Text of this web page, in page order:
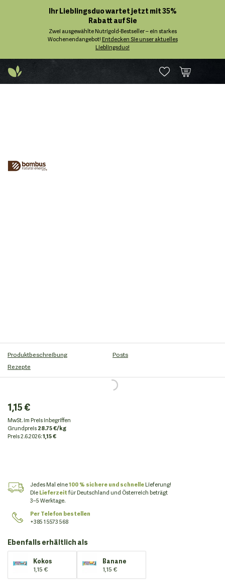
Ihr Lieblingsduo wartet jetzt mit 35%
Rabatt auf Sie
Zwei ausgewählte Nutrigold-Bestseller – ein starkes
Wochenendangebot! Entdecken Sie unser aktuelles
Lieblingsduo!
Produktbeschreibung
Posts
Rezepte
1,15 €
MwSt. im Preis inbegriffen
Grundpreis28.75 €/kg
Preis2.6.2026:1,15 €
Jedes Mal eine100 % sichere und schnelleLieferung!
DieLieferzeitfür Deutschland und Österreich beträgt
3–5 Werktage.
Per Telefon bestellen
+385 1 5573 568
Ebenfalls erhältlich als
Kokos
1,15 €
Banane
1,15 €